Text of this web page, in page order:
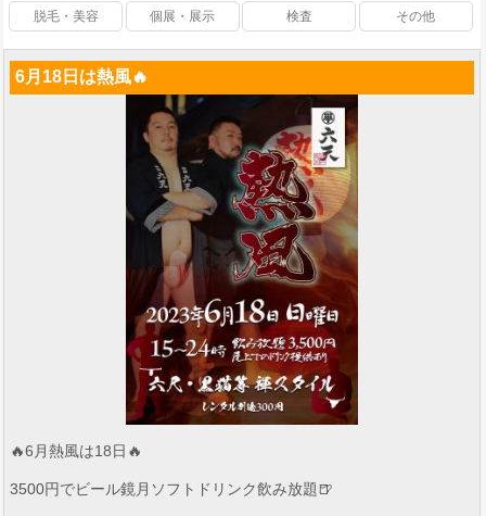
脱毛・美容 個展・展示 検査 その他
6月18日は熱風🔥
🔥6月熱風は18日🔥
3500円でビール鏡月ソフトドリンク飲み放題🍺